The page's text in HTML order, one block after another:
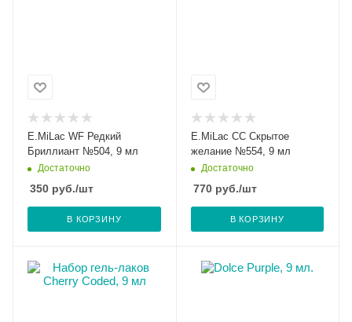
E.MiLac WF Редкий
Бриллиант №504, 9 мл
Достаточно
350 руб./шт
В КОРЗИНУ
E.MiLac CC Скрытое
желание №554, 9 мл
Достаточно
770руб./шт
В КОРЗИНУ